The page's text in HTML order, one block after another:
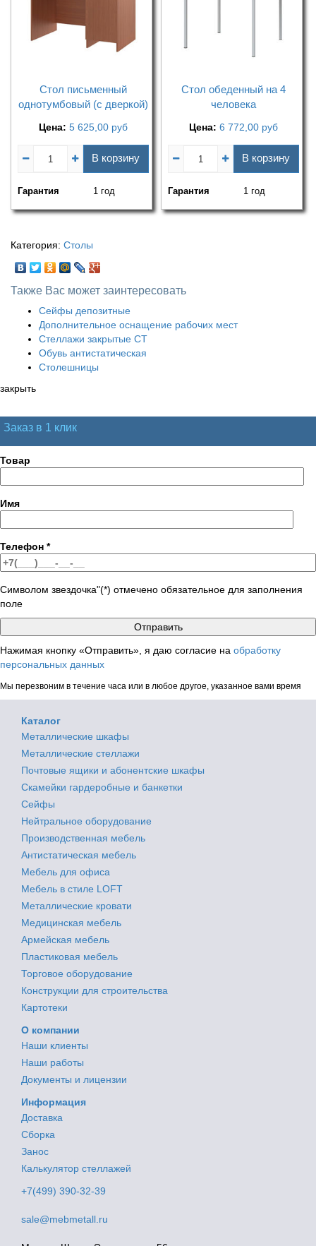
Стол письменный
однотумбовый (с дверкой)
Цена: 5 625,00 руб
В корзину
Гарантия 1 год
Стол обеденный на 4
человека
Цена: 6 772,00 руб
В корзину
Гарантия 1 год
Категория: Столы
Также Вас может заинтересовать
Сейфы депозитные
Дополнительное оснащение рабочих мест
Стеллажи закрытые СТ
Обувь антистатическая
Столешницы
закрыть
Заказ в 1 клик
Товар
Имя
Телефон *
Символом звездочка"(*) отмечено обязательное для заполнения
поле
Нажимая кнопку «Отправить», я даю согласие на обработку
персональных данных
Мы перезвоним в течение часа или в любое другое, указанное вами время
Каталог
Металлические шкафы
Металлические стеллажи
Почтовые ящики и абонентские шкафы
Скамейки гардеробные и банкетки
Сейфы
Нейтральное оборудование
Производственная мебель
Антистатическая мебель
Мебель для офиса
Мебель в стиле LOFT
Металлические кровати
Медицинская мебель
Армейская мебель
Пластиковая мебель
Торговое оборудование
Конструкции для строительства
Картотеки
О компании
Наши клиенты
Наши работы
Документы и лицензии
Информация
Доставка
Сборка
Занос
Калькулятор стеллажей
+7(499) 390-32-39
sale@mebmetall.ru